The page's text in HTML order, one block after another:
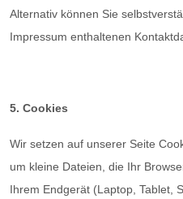
Alternativ können Sie
Impressum enthaltenen
5. Cookies
Wir setzen auf unserer Seite
um kleine Dateien, die Ihr
Ihrem Endgerät (Laptop, Tablet,